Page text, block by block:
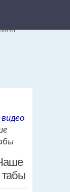
табы